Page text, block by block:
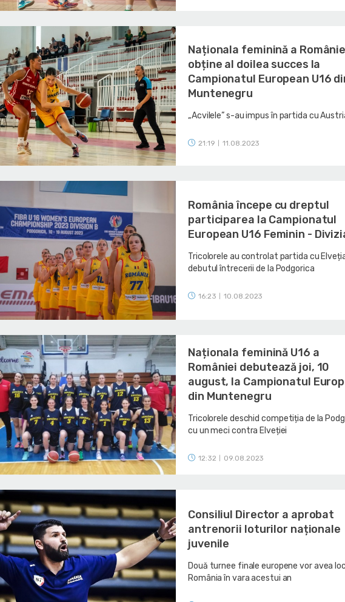
Naționala feminină a
obține al doilea succes la
Campionatul European U16
Muntenegru
„Acvilele” s-au impus în partida cu
21:19 11.08.2023
România începe cu dreptul
participarea la Campionatul
European U16 Feminin -
Tricolorele au controlat partida cu
debutul întrecerii de la Podgorica
16:23 10.08.2023
Naționala feminină U16 a
României debutează joi, 10
august, la Campionatul
din Muntenegru
Tricolorele deschid competiția de la
cu un meci contra Elveției
12:32 09.08.2023
Consiliul Director a aprobat
antrenorii loturilor naționale
juvenile
Două turnee finale europene vor avea
România în vara acestui an